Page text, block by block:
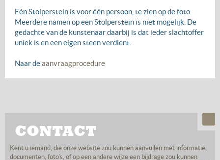
Eén Stolperstein is voor één persoon, te zien op de foto.
Meerdere namen op een Stolperstein is niet mogelijk. De
gedachte van de kunstenaar daarbij is dat ieder slachtoffer
uniek is en een eigen steen verdient.
Naar deaanvraagprocedure
CONTACT
Kent u iemand, die onze website zou kunnen aanvullen met informatie,
documenten, foto's, of op een andere wijze een bijdrage zou kunnen